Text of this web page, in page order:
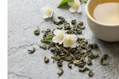
Jasminte - egenskaper och
aromatiskt jasminte?
Vissa teer lockar med intensiv
som ett morgonkaffe. Jasminte
annat - en exceptionellt